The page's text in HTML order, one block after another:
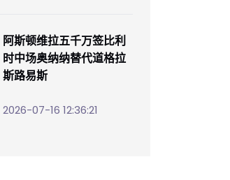
阿斯顿维拉五千万签比利
时中场奥纳纳替代道格拉
斯路易斯
2026-07-16 12:36:21